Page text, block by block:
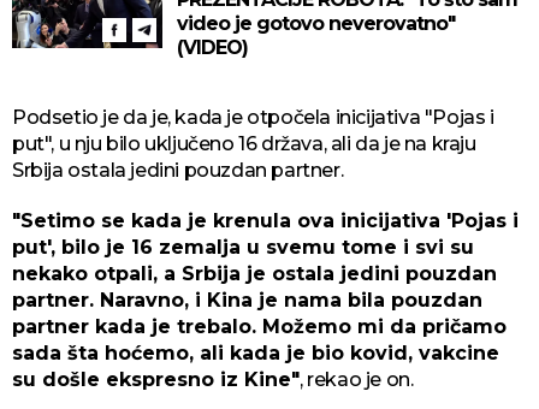
video je gotovo neverovatno"
(VIDEO)
Podsetio je da je, kada je otpočela inicijativa "Pojas i
put", u nju bilo uključeno 16 država, ali da je na kraju
Srbija ostala jedini pouzdan partner.
"Setimo se kada je krenula ova inicijativa 'Pojas i
put', bilo je 16 zemalja u svemu tome i svi su
nekako otpali, a Srbija je ostala jedini pouzdan
partner. Naravno, i Kina je nama bila pouzdan
partner kada je trebalo. Možemo mi da pričamo
sada šta hoćemo, ali kada je bio kovid, vakcine
su došle ekspresno iz Kine", rekao je on.